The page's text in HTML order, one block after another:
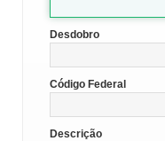
Desdobro
Código Federal
Descrição